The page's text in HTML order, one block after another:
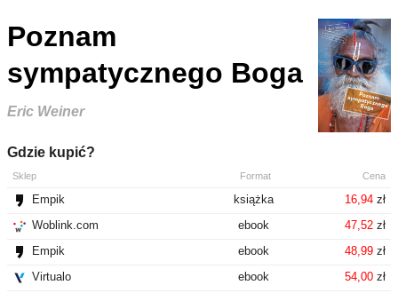
Poznam
sympatycznego Boga
Eric Weiner
Gdzie kupić?
Sklep Format Cena
Empik książka 16,94 zł
Woblink.com
ebook 47,52 zł
Empik
ebook 48,99 zł
Virtualo
ebook 54,00 zł